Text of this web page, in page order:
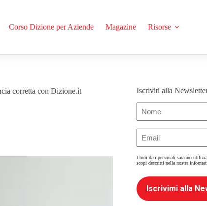
Corso Dizione per Aziende Magazine Risorse
corretta con Dizione.it
Iscriviti alla
I tuoi dati personali saranno
scopi descritti nella nostra
Iscrivimi alla